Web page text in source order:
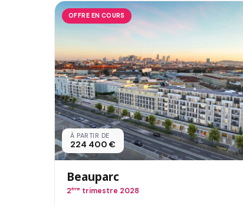
OFFRE EN COURS
À PARTIR DE
224 400 €
Beauparc
2ème trimestre 2028